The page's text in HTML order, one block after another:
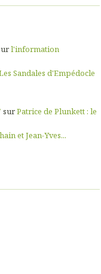
l'information
Sandales d'Empédocle
surPatrice de Plunkett : le
et Jean-Yves...